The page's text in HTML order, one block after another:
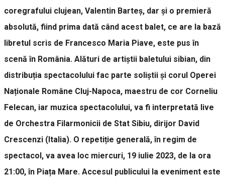
coregrafului clujean, Valentin Barteș, dar și o premieră
absolută, fiind prima dată când acest balet, ce are la bază
libretul scris de Francesco Maria Piave, este pus în
scenă în România. Alături de artiștii baletului sibian, din
distribuția spectacolului fac parte soliștii și corul Operei
Naționale Române Cluj-Napoca, maestru de cor Corneliu
Felecan, iar muzica spectacolului, va fi interpretată live
de Orchestra Filarmonicii de Stat Sibiu, dirijor David
Crescenzi (Italia). O repetiție generală, în regim de
spectacol, va avea loc miercuri, 19 iulie 2023, de la ora
21:00, în Piața Mare. Accesul publicului la eveniment este